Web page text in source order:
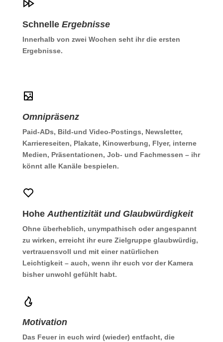
Schnelle Ergebnisse
Innerhalb von zwei Wochen seht ihr die ersten
Ergebnisse.
Omnipräsenz
Paid-ADs, Bild-und Video-Postings, Newsletter,
Karriereseiten, Plakate, Kinowerbung, Flyer, interne
Medien, Präsentationen, Job- und Fachmessen – ihr
könnt alle Kanäle bespielen.
HoheAuthentizität und Glaubwürdigkeit
Ohne überheblich, unympathisch oder angespannt
zu wirken, erreicht ihr eure Zielgruppe glaubwürdig,
vertrauensvoll und mit einer natürlichen
Leichtigkeit – auch, wenn ihr euch vor der Kamera
bisher unwohl gefühlt habt.
Motivation
Das Feuer in euch wird (wieder) entfacht, die